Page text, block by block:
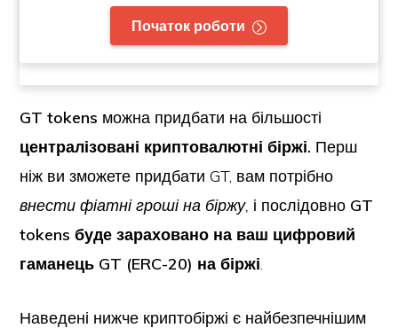
Початок роботи
GT tokens можна придбати на більшості
централізовані криптовалютні біржі. Перш
ніж ви зможете придбати GT, вам потрібно
внести фіатні гроші на біржу, і послідовно GT
tokens буде зараховано на ваш цифровий
гаманець GT (ERC-20) на біржі.
Наведені нижче криптобіржі є найбезпечнішим